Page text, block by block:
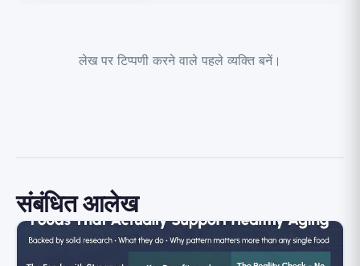
लेख पर टिप्पणी करने वाले पहले व्यक्ति बनें।
संबंधित आलेख